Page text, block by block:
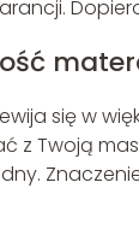
się w
z Twoją